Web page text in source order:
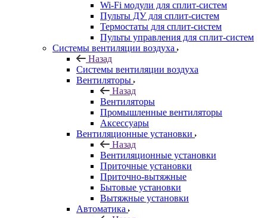
Wi-Fi модули для сплит-систем
Пульты ДУ для сплит-систем
Термостаты для сплит-систем
Пульты управления для сплит-систем
Системы вентиляции воздуха
Назад
Системы вентиляции воздуха
Вентиляторы
Назад
Вентиляторы
Промышленные вентиляторы
Аксессуары
Вентиляционные установки
Назад
Вентиляционные установки
Приточные установки
Приточно-вытяжные
Бытовые установки
Вытяжные установки
Автоматика